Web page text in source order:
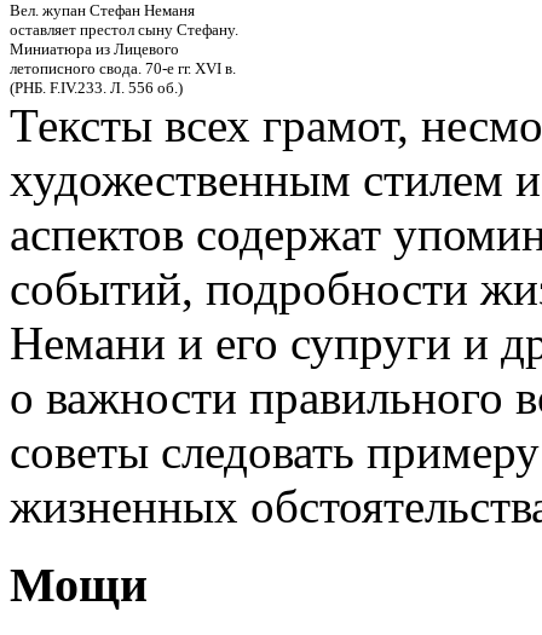
Вел. жупан Стефан Неманя
оставляет престол сыну Стефану.
Миниатюра из Лицевого
летописного свода. 70-е гг. XVI в.
(РНБ. F.IV.233. Л. 556 об.)
Тексты всех грамот,
художественным стилем
аспектов содержат
событий, подробности
Немани и его супруги и
о важности правильного
советы следовать
жизненных
Мощи